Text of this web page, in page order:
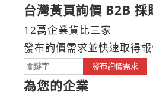
台灣黃頁詢價 B2B 採
12萬企業貨比三家
發布詢價需求並快速取得報
發布詢價需求
為您的企業